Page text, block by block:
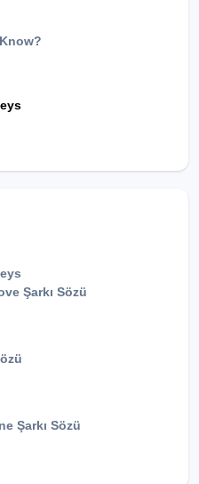
Şarkı Sözü
Şarkı Sözü